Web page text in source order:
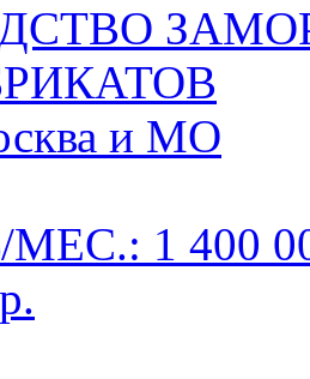
и МО
1 400